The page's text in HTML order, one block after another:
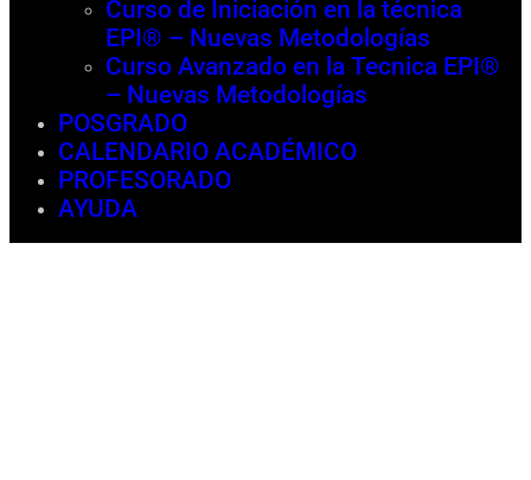
Curso de Iniciación en la técnica
EPI® – Nuevas Metodologías
Curso Avanzado en la Tecnica EPI®
– Nuevas Metodologías
POSGRADO
CALENDARIO ACADÉMICO
PROFESORADO
AYUDA